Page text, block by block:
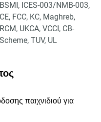
BSMI, ICES-003/NMB-003,
CE, FCC, KC, Maghreb,
RCM, UKCA, VCCI, CB-
Scheme, TUV, UL
παιχνιδιού για